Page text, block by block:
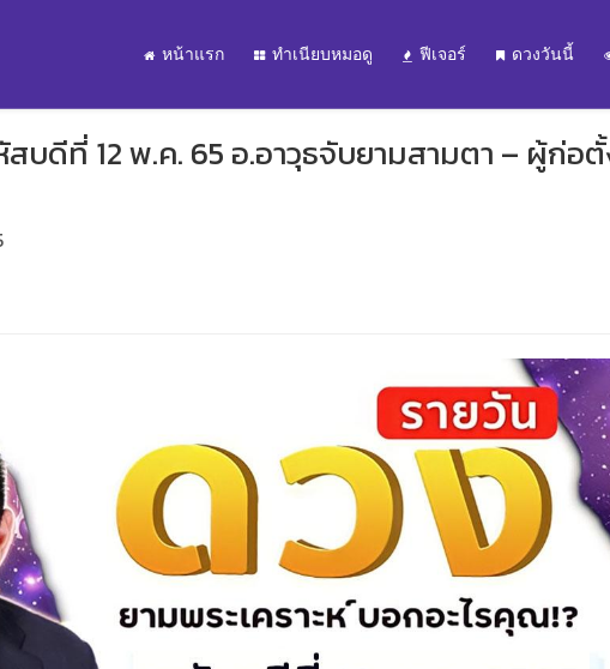
หน้าแรก ทำเนียบหมอดู ฟีเจอร์ ดวงวันนี้
บดีที่ 12 พ.ค. 65 อ.อาวุธจับยามสามตา – ผู้ก่อ